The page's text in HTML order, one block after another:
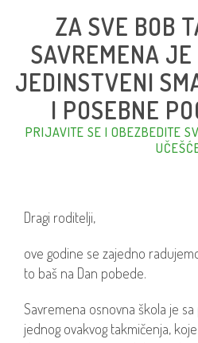
ZA SVE BOB
SAVREMENA
JEDINSTVENI
I POSEBNE
PRIJAVITE SE I OBEZBEDITE
Dragi roditelji,
ove godine se zajedno
to baš na Dan pobede.
Savremena osnovna škola je
jednog ovakvog takmičenja,